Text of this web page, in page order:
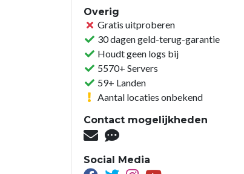
Overig
Gratis uitproberen
30 dagen geld-terug-garantie
Houdt geen logs bij
5570+ Servers
59+ Landen
Aantal locaties onbekend
Contact mogelijkheden
Social Media